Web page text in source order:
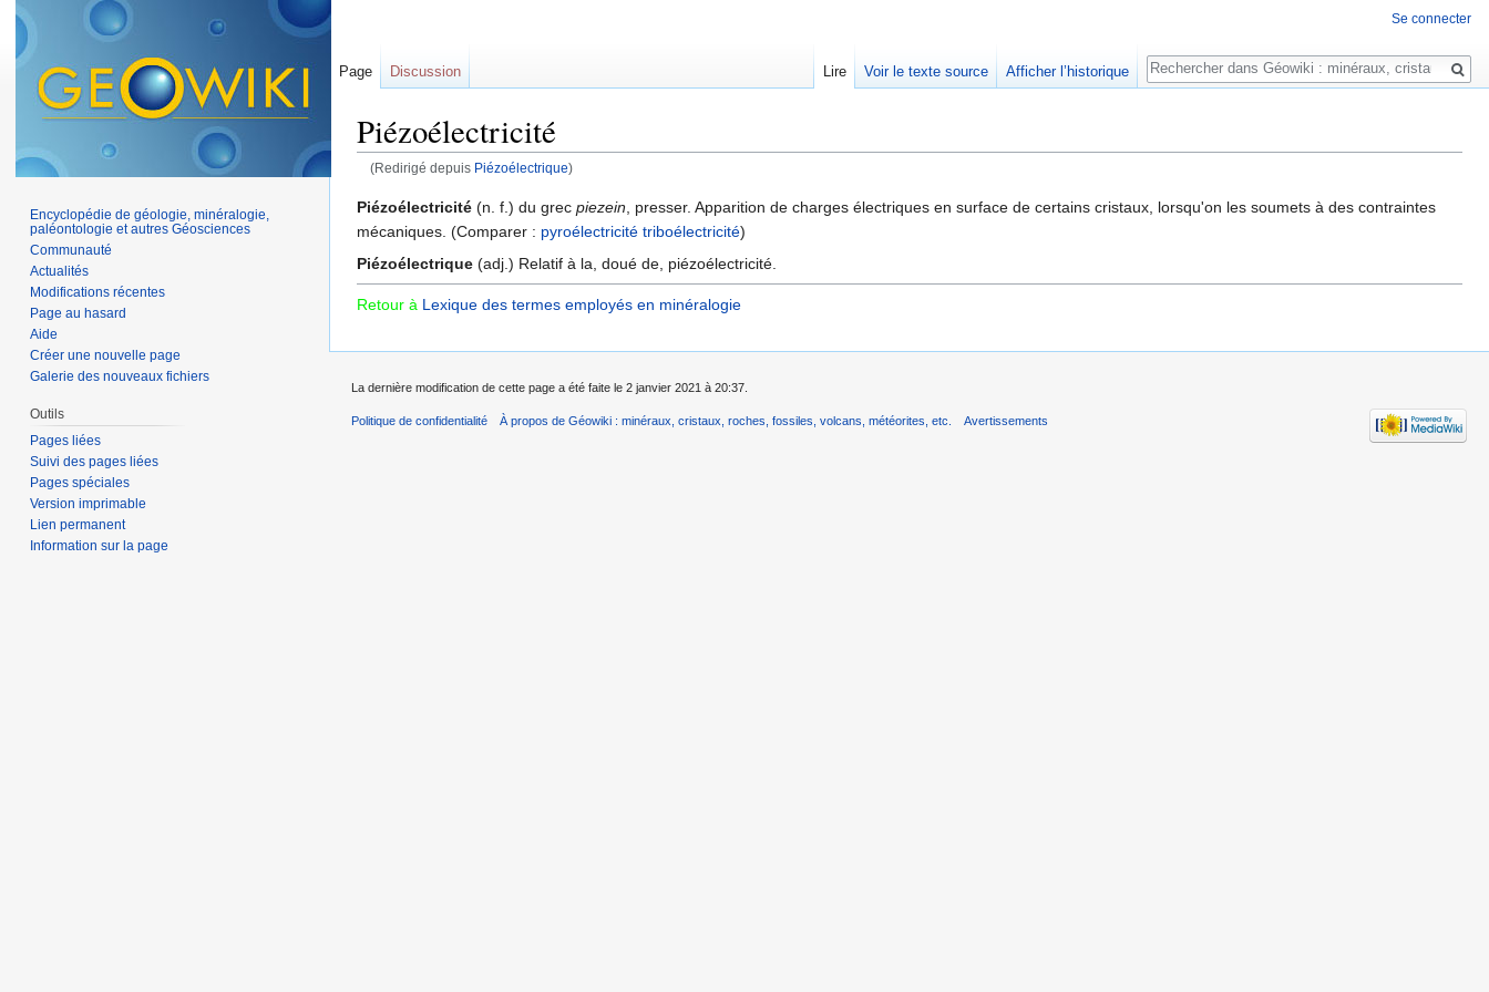
Piézoélectricité
(Redirigé depuis Piézoélectrique)
Piézoélectricité (n. f.) du grec piezein , presser. Apparition de charges électriques en surface de certains cristaux, lorsqu'on les soumets à des contraintes
mécaniques. (Comparer : pyroélectricité triboélectricité)
Piézoélectrique (adj.) Relatif à la, doué de, piézoélectricité.
Retour à Lexique des termes employés en minéralogie
Se connecter
Page Discussion Lire Voir le texte source Afficher l’historique
Rechercher
Encyclopédie de géologie, minéralogie,
paléontologie et autres Géosciences
Communauté
Actualités
Modifications récentes
Page au hasard
Aide
Créer une nouvelle page
Galerie des nouveaux fichiers
Outils
Pages liées
Suivi des pages liées
Pages spéciales
Version imprimable
Lien permanent
Information sur la page
La dernière modification de cette page a été faite le 2 janvier 2021 à 20:37.
Politique de confidentialité À propos de Géowiki : minéraux, cristaux, roches, fossiles, volcans, météorites, etc. Avertissements